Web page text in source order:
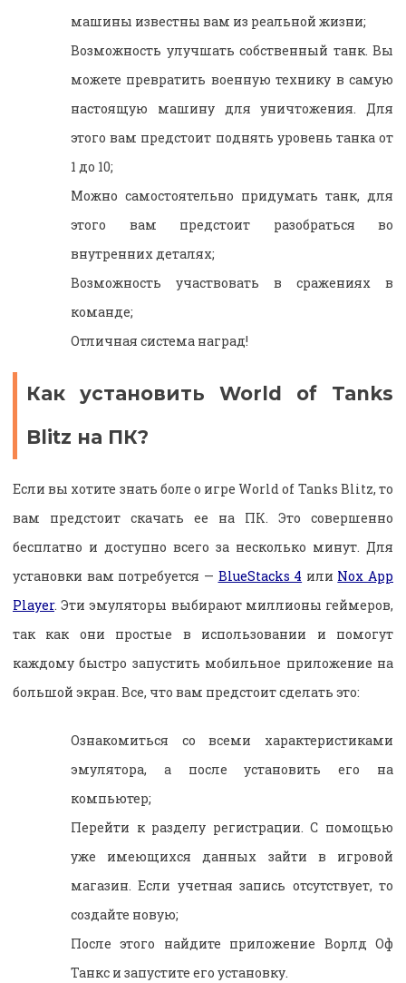
машины известны вам из реальной жизни;
Возможность улучшать собственный танк. Вы
можете превратить военную технику в самую
настоящую машину для уничтожения. Для
этого вам предстоит поднять уровень танка от
1 до 10;
Можно самостоятельно придумать танк, для
этого вам предстоит разобраться во
внутренних деталях;
Возможность участвовать в сражениях в
команде;
Отличная система наград!
Как установить World of Tanks
Blitz на ПК?
Если вы хотите знать боле о игре World of Tanks Blitz, то
вам предстоит скачать ее на ПК. Это совершенно
бесплатно и доступно всего за несколько минут. Для
установки вам потребуется — BlueStacks 4 или Nox App
Player. Эти эмуляторы выбирают миллионы геймеров,
так как они простые в использовании и помогут
каждому быстро запустить мобильное приложение на
большой экран. Все, что вам предстоит сделать это:
Ознакомиться со всеми характеристиками
эмулятора, а после установить его на
компьютер;
Перейти к разделу регистрации. С помощью
уже имеющихся данных зайти в игровой
магазин. Если учетная запись отсутствует, то
создайте новую;
После этого найдите приложение Ворлд Оф
Танкс и запустите его установку.